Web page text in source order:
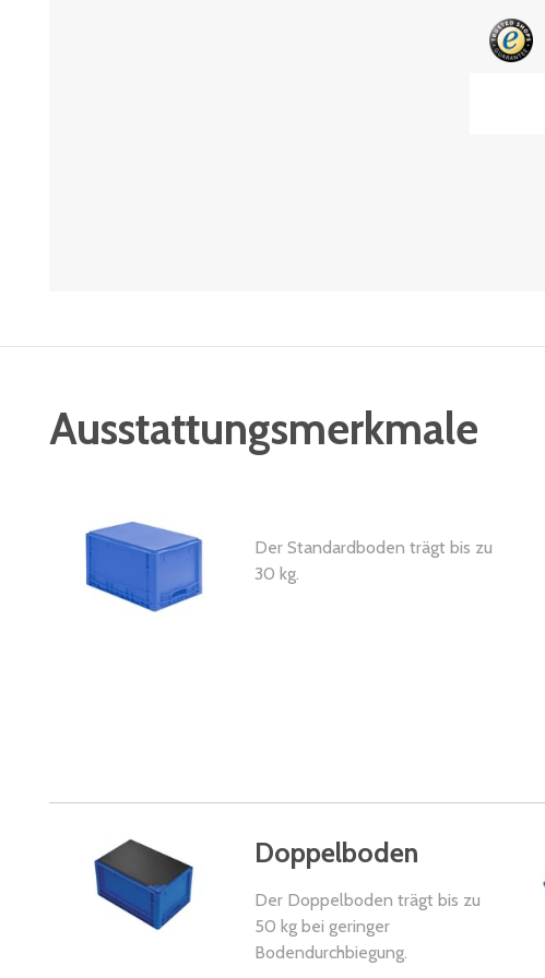
Ausstattungsmerkmale
Der Standardboden trägt bis zu
30 kg.
Doppelboden
Der Doppelboden trägt bis zu
50 kg bei geringer
Bodendurchbiegung.